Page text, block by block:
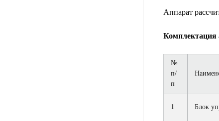
Аппарат
Комплектация
№
п/
п
1 Блок